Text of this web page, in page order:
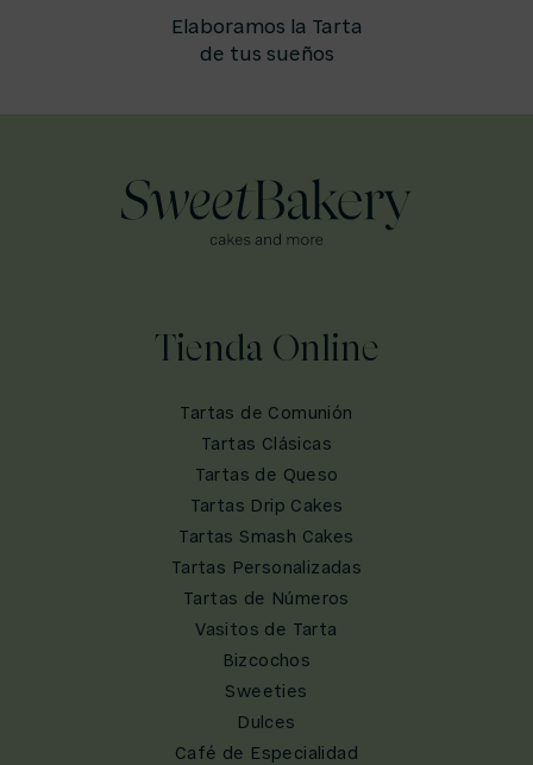
Elaboramos la Tarta
de tus sueños
Tienda Online
Tartas de Comunión
Tartas Clásicas
Tartas de Queso
Tartas Drip Cakes
Tartas Smash Cakes
Tartas Personalizadas
Tartas de Números
Vasitos de Tarta
Bizcochos
Sweeties
Dulces
Café de Especialidad